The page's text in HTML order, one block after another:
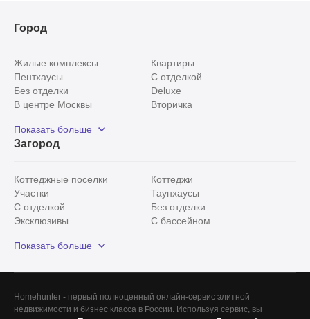
Город
Жилые комплексы
Квартиры
Пентхаусы
С отделкой
Без отделки
Deluxe
В центре Москвы
Вторичка
Рядом с парком
С панорамными окнами
Показать больше
Загород
Коттеджные поселки
Коттеджи
Участки
Таунхаусы
С отделкой
Без отделки
Эксклюзивы
С бассейном
Красногорский район
Показать больше
Homehunter - первый полноценный онлайн-сервис элитной
недвижимости и бизнес класса в России. Используя сервис, вы
Сегодня